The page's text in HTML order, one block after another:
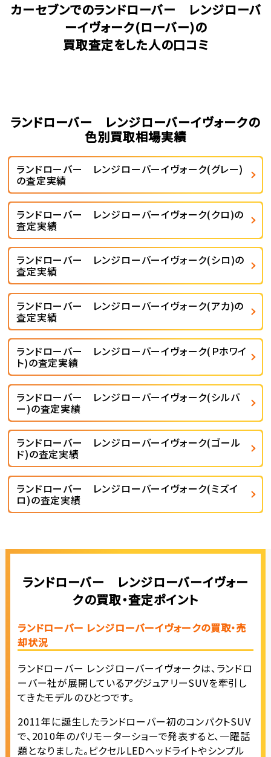
カーセブンでのランドローバー レンジローバ
ーイヴォーク(ローバー)の
買取査定をした人の口コミ
ランドローバー レンジローバーイヴォークの
色別買取相場実績
ランドローバー レンジローバーイヴォーク(グレー)
の査定実績
ランドローバー レンジローバーイヴォーク(クロ)の
査定実績
ランドローバー レンジローバーイヴォーク(シロ)の
査定実績
ランドローバー レンジローバーイヴォーク(アカ)の
査定実績
ランドローバー レンジローバーイヴォーク(Ｐホワイ
ト)の査定実績
ランドローバー レンジローバーイヴォーク(シルバ
ー)の査定実績
ランドローバー レンジローバーイヴォーク(ゴール
ド)の査定実績
ランドローバー レンジローバーイヴォーク(ミズイ
ロ)の査定実績
ランドローバー レンジローバーイヴォー
クの買取・査定ポイント
ランドローバー レンジローバーイヴォークの買取・売
却状況
ランドローバー レンジローバーイヴォークは、ランドロ
ーバー社が展開しているアグジュアリーSUVを牽引し
てきたモデルのひとつです。
2011年に誕生したランドローバー初のコンパクトSUV
で、2010年のパリモーターショーで発表すると、一躍話
題となりました。ピクセルLEDヘッドライトやシンプル